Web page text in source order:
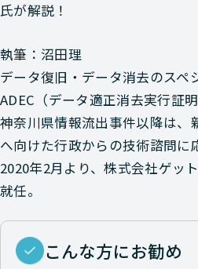
氏が解説！
執筆：沼田理
データ復旧・データ消去のスペ
ADEC（データ適正消去実行証
神奈川県情報流出事件以降は、
へ向けた行政からの技術諮問に
2020年2月より、株式会社ゲッ
就任。
こんな方にお勧め